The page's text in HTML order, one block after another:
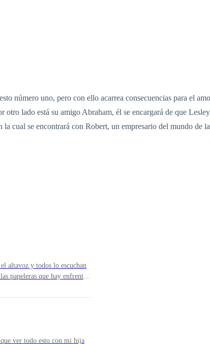
número uno, pero con ello acarrea consecuencias para el
lado está su amigo Abraham, él se encargará de que
cual se encontrará con Robert, un empresario del mundo de
altavoz y todos lo escuchan
papeleras que hay enfrente
ver todo esto con mi hija